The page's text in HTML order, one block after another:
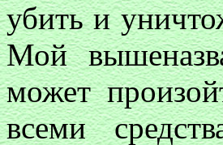
убить и
Мой
может
всеми